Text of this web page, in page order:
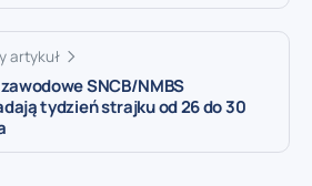
artykuł
SNCB/NMBS
tydzień strajku od 26 do 30